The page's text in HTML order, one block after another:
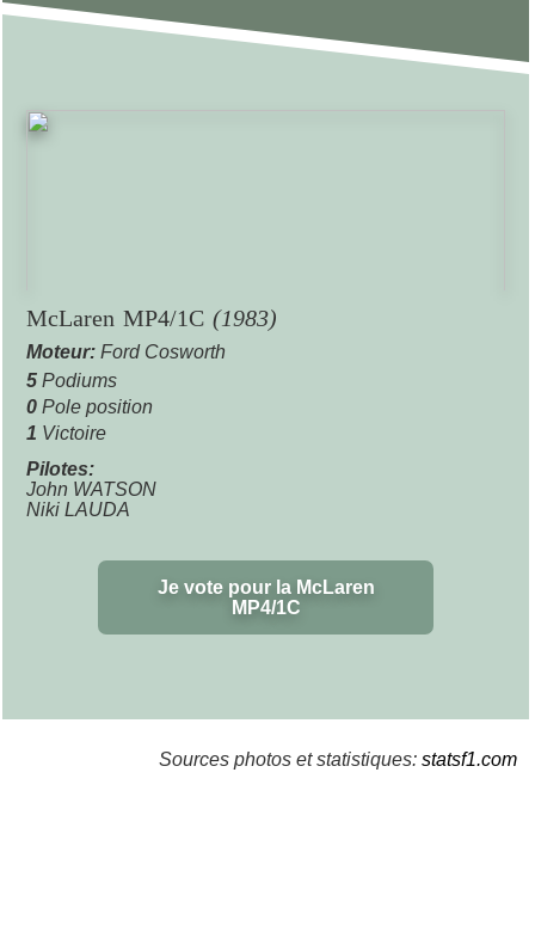
McLaren MP4/1C (1983)
Moteur: Ford Cosworth
5 Podiums
0 Pole position
1 Victoire
Pilotes:
John WATSON
Niki LAUDA
Je vote pour la McLaren
MP4/1C
Sources photos et statistiques: statsf1.com